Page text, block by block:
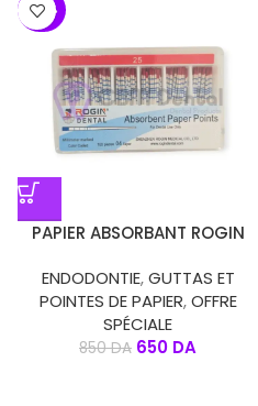
-24%
PAPIER ABSORBANT ROGIN
ENDODONTIE,GUTTAS ET
POINTES DE PAPIER,OFFRE
SPÉCIALE
850DA 650 DA